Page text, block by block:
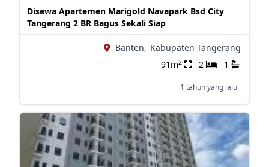
Disewa Apartemen Marigold Navapark Bsd City
Tangerang 2 BR Bagus Sekali Siap
Banten, Kabupaten Tangerang
91m2 2 1
1 tahun yang lalu